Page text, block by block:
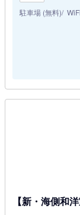
駐車場 (無料)
【新・海側和